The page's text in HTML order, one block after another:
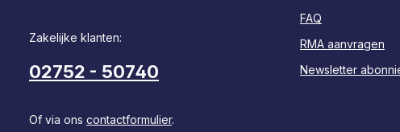
Zakelijke klanten:
02752 - 50740
Of via ons contactformulier.
FAQ
RMA aanvragen
Newsletter